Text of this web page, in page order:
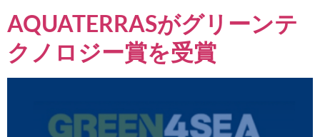
AQUATERRASがグリーンテ
クノロジー賞を受賞